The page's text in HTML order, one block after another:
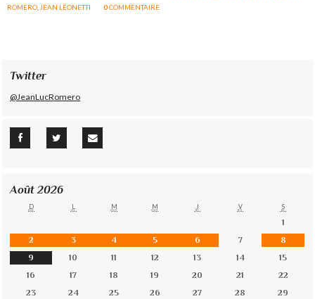
ROMERO JEAN LÉONETTI 0COMMENTAIRE
Twitter
@JeanLucRomero
Août 2026
D L M M J V S
1
2
3 4 5 6 7
8
9
10 11 12 13 14
15
16
17 18 19 20 21
22
23
24 25 26 27 28
29